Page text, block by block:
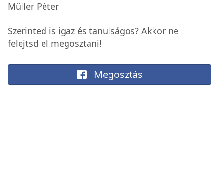
Müller Péter
Szerinted is igaz és tanulságos? Akkor ne
felejtsd el megosztani!
Megosztás